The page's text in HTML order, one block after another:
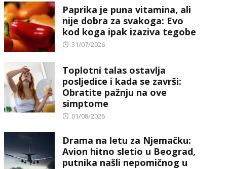
Paprika je puna vitamina, ali
nije dobra za svakoga: Evo
kod koga ipak izaziva tegobe
Posted
31/07/2026
Toplotni talas ostavlja
posljedice i kada se završi:
Obratite pažnju na ove
simptome
Posted
01/08/2026
Drama na letu za Njemačku:
Avion hitno sletio u Beograd,
putnika našli nepomičnog u